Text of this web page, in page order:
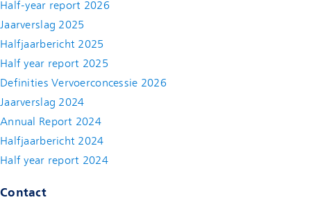
Half-year report 2026
Jaarverslag 2025
Halfjaarbericht 2025
Half year report 2025
Definities Vervoerconcessie 2026
Jaarverslag 2024
Annual Report 2024
Halfjaarbericht 2024
Half year report 2024(new window)
Contact